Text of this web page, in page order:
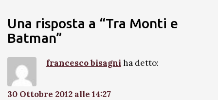
Una risposta a “Tra Monti e
Batman”
francesco bisagni ha detto:
30 Ottobre 2012 alle 14:27